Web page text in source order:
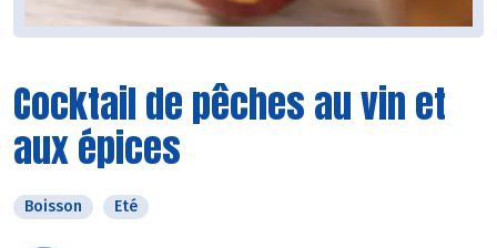
Cocktail de pêches au vin et
aux épices
Boisson Eté